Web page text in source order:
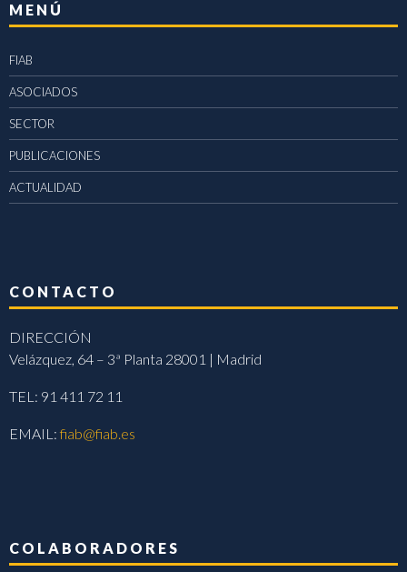
MENÚ
FIAB
ASOCIADOS
SECTOR
PUBLICACIONES
ACTUALIDAD
CONTACTO
DIRECCIÓN
Velázquez, 64 – 3ª Planta 28001 | Madrid
TEL: 91 411 72 11
EMAIL:fiab@fiab.es
COLABORADORES